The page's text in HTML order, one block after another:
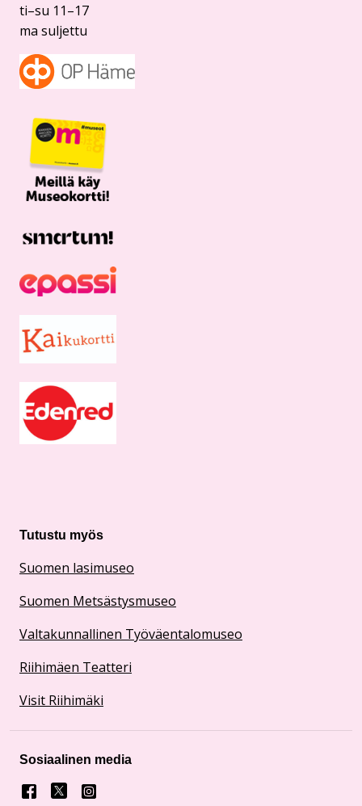
ti–su 11–17
ma suljettu
Tutustu myös
Suomen lasimuseo
Suomen Metsästysmuseo
Valtakunnallinen Työväentalomuseo
Riihimäen Teatteri
Visit Riihimäki
Sosiaalinen media
Facebook
X Instagram